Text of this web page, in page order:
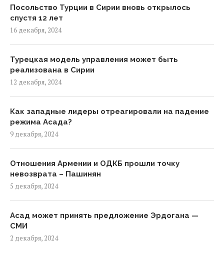
Посольство Турции в Сирии вновь открылось
спустя 12 лет
16 декабря, 2024
Турецкая модель управления может быть
реализована в Сирии
12 декабря, 2024
Как западные лидеры отреагировали на падение
режима Асада?
9 декабря, 2024
Отношения Армении и ОДКБ прошли точку
невозврата – Пашинян
5 декабря, 2024
Асад может принять предложение Эрдогана —
СМИ
2 декабря, 2024